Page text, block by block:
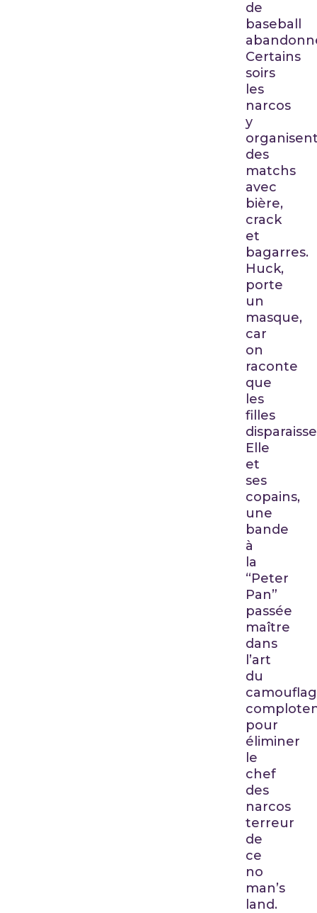
de
baseball
Certains
soirs
les
narcos
y
des
matchs
avec
bière,
crack
et
bagarres.
Huck,
porte
un
masque,
car
on
raconte
que
les
filles
Elle
et
ses
copains,
une
bande
à
la
“Peter
Pan”
passée
maître
dans
l’art
du
pour
éliminer
le
chef
des
narcos
terreur
de
ce
no
man’s
land.